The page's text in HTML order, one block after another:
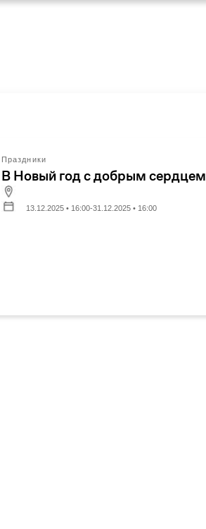
Праздники
В Новый год с добрым сердцем
13.12.2025 • 16:00-31.12.2025 • 16:00